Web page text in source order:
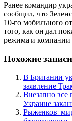
Ранее командир
сообщил, что
10-го мобильного
того, как он дал
режима и компании
Похожие
В Британии
заявление
Внезапно все
Украине
Рыженков: